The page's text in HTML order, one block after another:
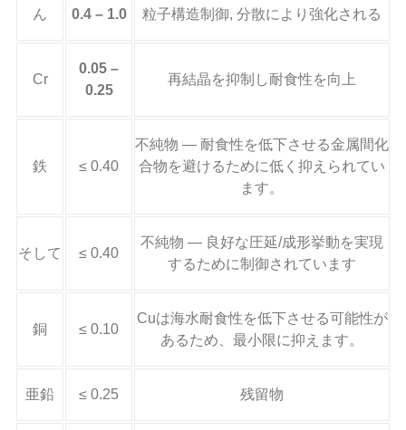
ん 0.4 – 1.0 粒子構造制御, 分散により強化される
Cr
0.05 –
0.25
再結晶を抑制し耐食性を向上
鉄 ≤ 0.40
不純物 — 耐食性を低下させる金属間化
合物を避けるために低く抑えられてい
ます。
そして ≤ 0.40
不純物 — 良好な圧延/成形挙動を実現
するために制御されています
銅 ≤ 0.10
Cuは海水耐食性を低下させる可能性が
あるため、最小限に抑えます。
亜鉛 ≤ 0.25 残留物